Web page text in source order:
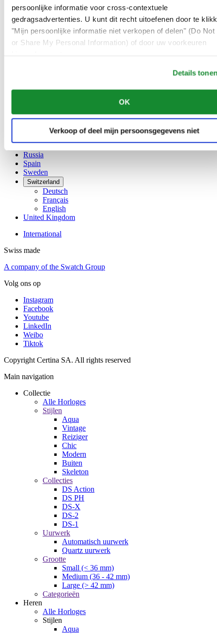
persoonlijke informatie voor cross-contextuele
gedragsadvertenties. U kunt dit recht uitoefenen door te
"Mijn persoonlijke informatie niet verkopen of delen" (Do Not
or Share My Personal Information) of door uw voorkeuren
Details
OK
Verkoop of deel mijn persoonsgegevens niet
Français
China
English
简体中文
Denmark
Netherlands
Russia
Spain
Sweden
Switzerland
Deutsch
Français
English
United Kingdom
International
Swiss made
A company of the Swatch Group
Volg ons op
Instagram
Facebook
Youtube
LinkedIn
Weibo
Tiktok
Copyright Certina SA. All rights reserved
Main navigation
Collectie
Alle Horloges
Stijlen
Aqua
Vintage
Reiziger
Chic
Modern
Buiten
Skeleton
Collecties
DS Action
DS PH
DS-X
DS-2
DS-1
Uurwerk
Automatisch uurwerk
Quartz uurwerk
Grootte
Small (< 36 mm)
Medium (36 - 42 mm)
Large (> 42 mm)
Categorieën
Heren
Alle Horloges
Stijlen
Aqua